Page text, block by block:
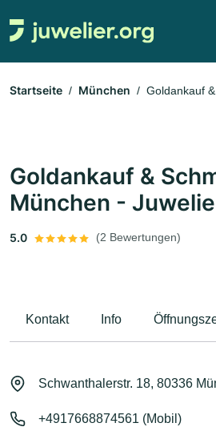
Startseite München
Goldankauf
Goldankauf &
München -
5.0 (2 Bewertungen)
Kontakt Info
Schwanthalerstr. 18, 80336
+4917668874561 (Mobil)